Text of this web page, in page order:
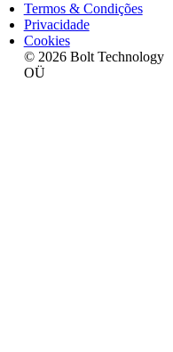
Termos & Condições
Privacidade
Cookies
© 2026 Bolt Technology
OÜ